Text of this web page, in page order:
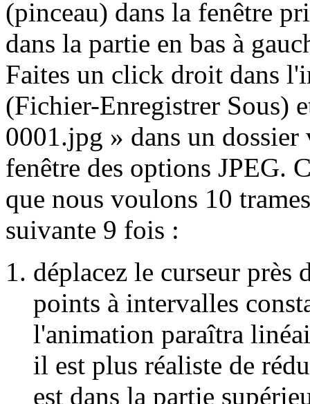
(pinceau) dans la fenêtre
dans la partie en bas à
Faites un click droit dans
(Fichier-Enregistrer Sous)
0001.jpg » dans un
fenêtre des options JPEG.
que nous voulons 10
suivante 9 fois :
déplacez le curseur près
points à intervalles
l'animation paraîtra
il est plus réaliste de
est dans la partie